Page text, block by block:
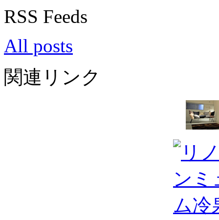
RSS Feeds
All posts
関連リンク